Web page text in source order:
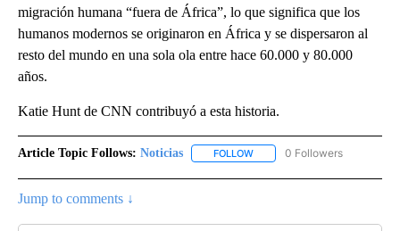
migración humana “fuera de África”, lo que significa que los
humanos modernos se originaron en África y se dispersaron al
resto del mundo en una sola ola entre hace 60.000 y 80.000
años.
Katie Hunt de CNN contribuyó a esta historia.
Article Topic Follows: Noticias FOLLOW FOLLOW "NOTICIAS" TO
0 Followers
Jump to comments ↓